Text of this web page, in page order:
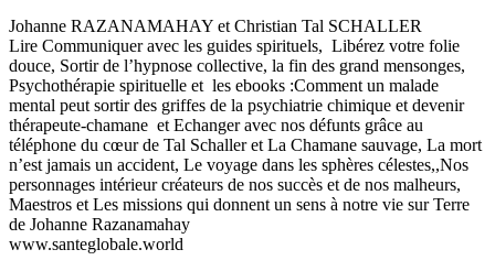
Johanne RAZANAMAHAY et Christian Tal SCHALLER
Lire Communiquer avec les guides spirituels, Libérez votre folie
douce, Sortir de l’hypnose collective, la fin des grand mensonges,
Psychothérapie spirituelle et les ebooks :Comment un malade
mental peut sortir des griffes de la psychiatrie chimique et devenir
thérapeute-chamane et Echanger avec nos défunts grâce au
téléphone du cœur de Tal Schaller et La Chamane sauvage, La mort
n’est jamais un accident, Le voyage dans les sphères célestes,,Nos
personnages intérieur créateurs de nos succès et de nos malheurs,
Maestros et Les missions qui donnent un sens à notre vie sur Terre
de Johanne Razanamahay
www.santeglobale.world